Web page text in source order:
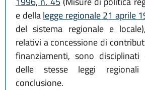
e dellalegge regionale 21 aprile
del sistema regionale e
relativi a concessione di
finanziamenti, sono disciplinati
delle stesse leggi
conclusione.